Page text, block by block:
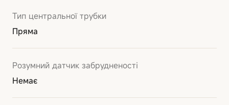
Тип центральної трубки
Пряма
Розумний датчик забрудненості
Немає